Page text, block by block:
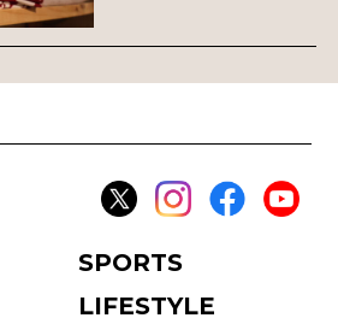
SPORTS
LIFESTYLE